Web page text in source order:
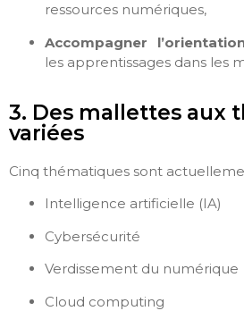
ressources numériques,
Accompagner
les apprentissages dans les
3. Des mallettes aux
variées
Cinq thématiques sont
Intelligence artificielle (IA)
Cybersécurité
Verdissement du numérique
Cloud computing